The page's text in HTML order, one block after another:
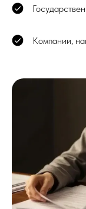
Компании,